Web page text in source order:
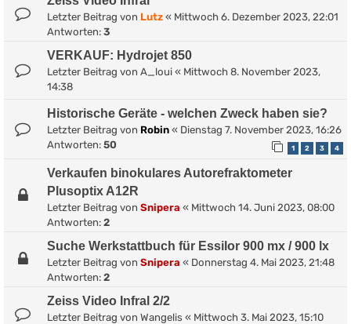
Letzter Beitrag von Lutz « Mittwoch 6. Dezember 2023, 22:01
Antworten: 3
VERKAUF: Hydrojet 850
Letzter Beitrag von A_loui « Mittwoch 8. November 2023,
14:38
Historische Geräte - welchen Zweck haben sie?
Letzter Beitrag von Robin « Dienstag 7. November 2023, 16:26
Antworten: 50 1 2 3 4
Verkaufen binokulares Autorefraktometer
Plusoptix A12R
Letzter Beitrag von Snipera « Mittwoch 14. Juni 2023, 08:00
Antworten: 2
Suche Werkstattbuch für Essilor 900 mx / 900 lx
Letzter Beitrag von Snipera « Donnerstag 4. Mai 2023, 21:48
Antworten: 2
Zeiss Video Infral 2/2
Letzter Beitrag von Wangelis « Mittwoch 3. Mai 2023, 15:10